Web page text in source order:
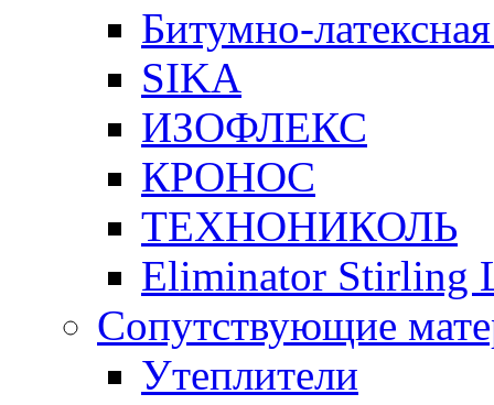
Битумно-
SIKA
ИЗОФЛЕКС
КРОНОС
ТЕХНОНИКОЛЬ
Eliminator Stirling
Сопутствующие
Утеплители